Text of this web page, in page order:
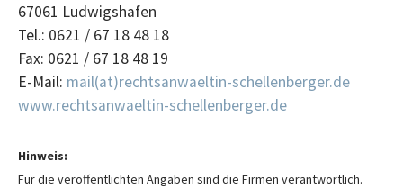
Hinweis:
Für die veröffentlichten Angaben sind die Firmen verantwortlich.
67061 Ludwigshafen
Tel.: 0621 / 67 18 48 18
Fax: 0621 / 67 18 48 19
E-Mail: mail(at)rechtsanwaeltin-schellenberger.de
www.rechtsanwaeltin-schellenberger.de